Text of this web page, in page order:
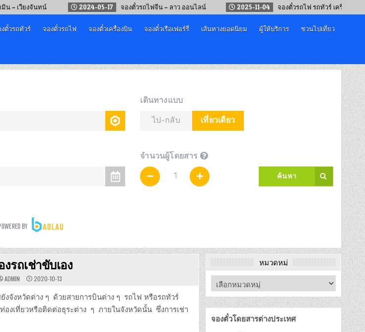
งจันทน์ 2024-05-17 จองตั๋วรถไฟจีน – ลาว ออนไลน์ 2025-11-04 จองตั๋วรถไฟ รถทัวร์ เครื่องบิน “เทศกาล
ตั๋วรถทัวร์ จองตั๋วรถไฟ จองตั๋วเครื่องบิน จองตั๋วเรือเฟอร์รี่ เส้นทางยอดนิยม ผู้ให้บริการ
ชวนไปเที่ยว
งรถเช่าขับเอง
ADMIN 2020-10-13
จังหวัดต่าง ๆ ด้วยสายการบินต่าง ๆ รถไฟ หรือรถทัวร์
องเที่ยวหรือติดต่อธุระต่าง ๆ ภายในจังหวัดนั้น ซึ่งการเช่า
หมวดหมู่
จองตั๋วโดยสารต่างประเทศ